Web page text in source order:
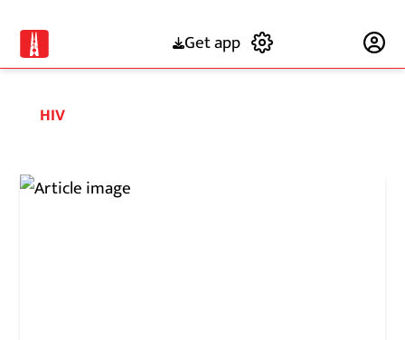
Get app
HIV